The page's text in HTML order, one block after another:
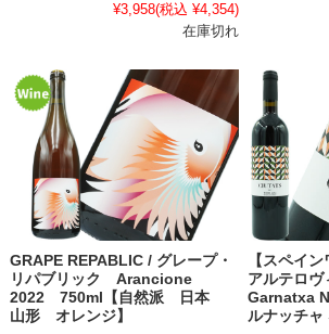
¥3,958(税込 ¥4,354)
在庫切れ
GRAPE REPABLIC / グレープ・
リパブリック Arancione
2022 750ml【自然派 日本
山形 オレンジ】
【スペイ
アルテロ
Garnatxa
ルナッチ